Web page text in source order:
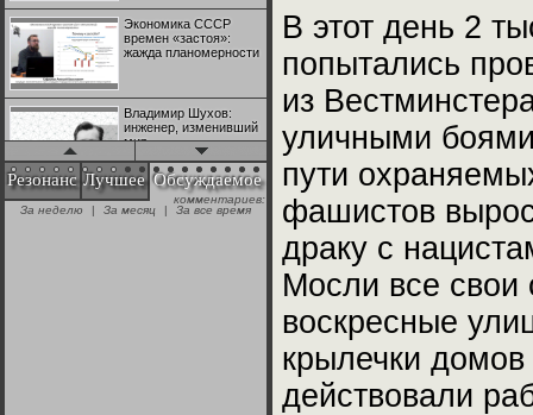
Экономика СССР
времен «застоя»:
жажда планомерности
Владимир Шухов:
инженер, изменивший
мир
"Аркадий Коц" на
эгалите-фесте "Не
Резонанс Лучшее Обсуждаемое
комментариев:
За неделю
| За месяц | За все время
В этот день 2
попытались
из
уличными
пути
фашистов
драку с
Мосли все свои
воскресные
крылечки
действовали